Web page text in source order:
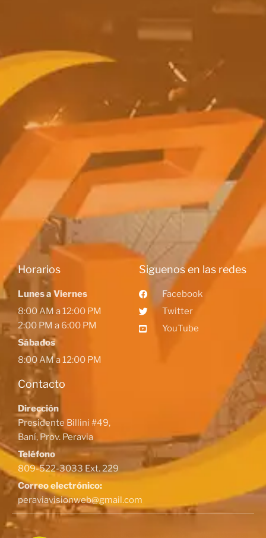
Horarios
Lunes a Viernes
8:00 AM a 12:00 PM
2:00 PM a 6:00 PM
Sábados
8:00 AM a 12:00 PM
Contacto
Dirección
Presidente Billini #49,
Baní, Prov. Peravia
Teléfono
809-522-3033 Ext. 229
Correo electrónico:
peraviavisionweb@gmail.com
Siguenos en las redes
Facebook
Twitter
YouTube